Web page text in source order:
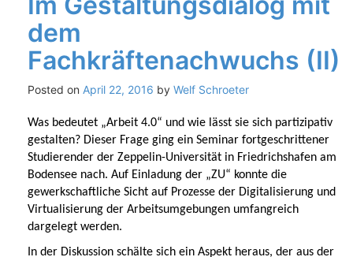
dem
Fachkräftenachwuchs (II)
Posted on April 22, 2016 by Welf Schroeter
Was bedeutet „Arbeit 4.0“ und wie lässt sie sich partizipativ
gestalten? Dieser Frage ging ein Seminar fortgeschrittener
Studierender der Zeppelin-Universität in Friedrichshafen am
Bodensee nach. Auf Einladung der „ZU“ konnte die
gewerkschaftliche Sicht auf Prozesse der Digitalisierung und
Virtualisierung der Arbeitsumgebungen umfangreich
dargelegt werden.
In der Diskussion schälte sich ein Aspekt heraus, der aus der